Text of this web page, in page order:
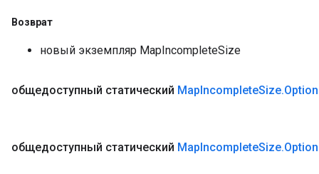
Возврат
новый экземпляр MapIncompleteSize
общедоступный статический MapIncompleteSize.
общедоступный статический MapIncompleteSize.